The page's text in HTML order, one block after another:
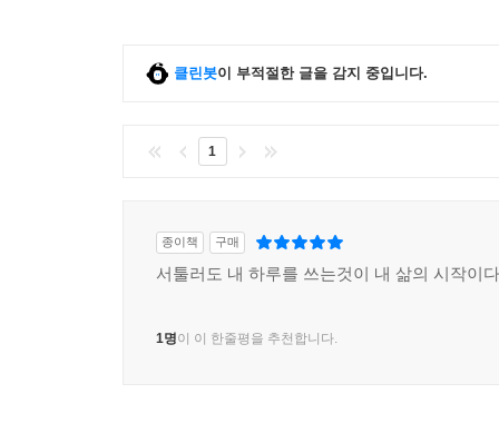
클린봇이 부적절한 글을 감지 중입니다.
1
종이책 구매
서툴러도 내 하루를 쓰는것이 내 삶의 시작이
1명이 이 한줄평을 추천합니다.